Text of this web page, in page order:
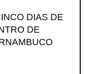
DIAS DE
DE